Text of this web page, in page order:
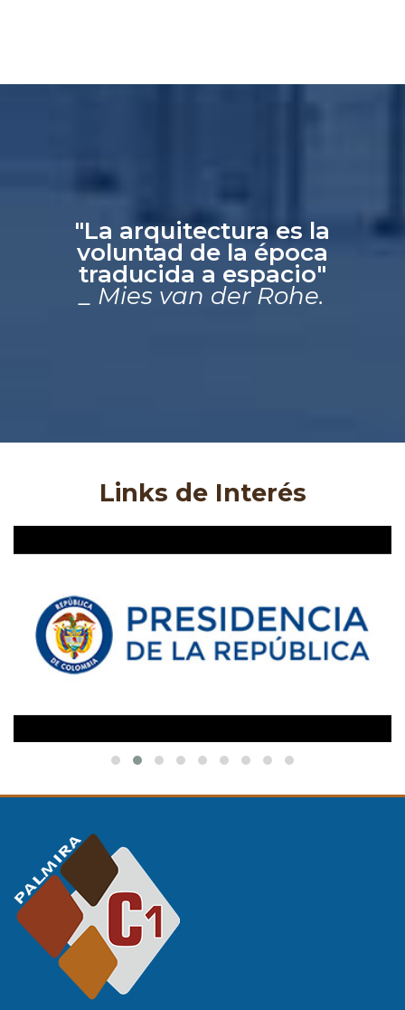
"La arquitectura es la
voluntad de la época
traducida a espacio"
_ Mies van der Rohe.
Links de Interés